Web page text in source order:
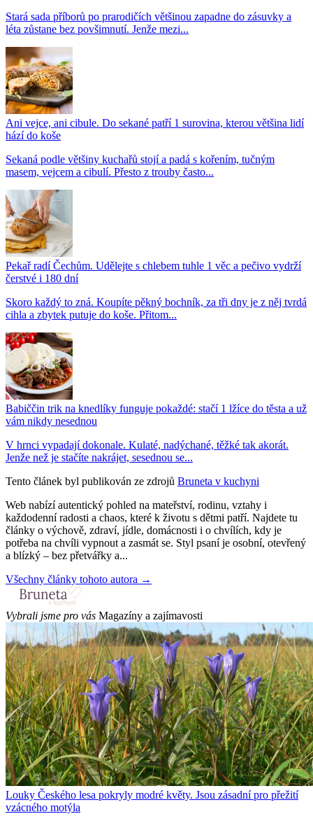
Stará sada příborů po prarodičích většinou zapadne do zásuvky a
léta zůstane bez povšimnutí. Jenže mezi...
Ani vejce, ani cibule. Do sekané patří 1 surovina, kterou většina lidí
hází do koše
Sekaná podle většiny kuchařů stojí a padá s kořením, tučným
masem, vejcem a cibulí. Přesto z trouby často...
Pekař radí Čechům. Udělejte s chlebem tuhle 1 věc a pečivo vydrží
čerstvé i 180 dní
Skoro každý to zná. Koupíte pěkný bochník, za tři dny je z něj tvrdá
cihla a zbytek putuje do koše. Přitom...
Babiččin trik na knedlíky funguje pokaždé: stačí 1 lžíce do těsta a už
vám nikdy nesednou
V hrnci vypadají dokonale. Kulaté, nadýchané, těžké tak akorát.
Jenže než je stačíte nakrájet, sesednou se...
Tento článek byl publikován ze zdrojů Bruneta v kuchyni
Web nabízí autentický pohled na mateřství, rodinu, vztahy i
každodenní radosti a chaos, které k životu s dětmi patří. Najdete tu
články o výchově, zdraví, jídle, domácnosti i o chvílích, kdy je
potřeba na chvíli vypnout a zasmát se. Styl psaní je osobní, otevřený
a blízký – bez přetvářky a...
Všechny články tohoto autora →
Vybrali jsme pro vás Magazíny a zajímavosti
Louky Českého lesa pokryly modré květy. Jsou zásadní pro přežití
vzácného motýla